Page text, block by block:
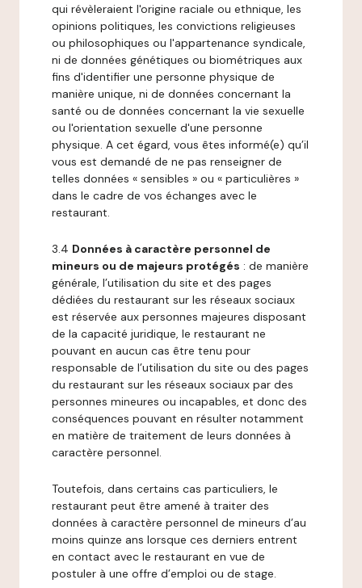
qui révèleraient l'origine raciale ou ethnique, les
opinions politiques, les convictions religieuses
ou philosophiques ou l'appartenance syndicale,
ni de données génétiques ou biométriques aux
fins d'identifier une personne physique de
manière unique, ni de données concernant la
santé ou de données concernant la vie sexuelle
ou l'orientation sexuelle d'une personne
physique. A cet égard, vous êtes informé(e) qu’il
vous est demandé de ne pas renseigner de
telles données « sensibles » ou « particulières »
dans le cadre de vos échanges avec le
restaurant.
3.4 Données à caractère personnel de
mineurs ou de majeurs protégés : de manière
générale, l’utilisation du site et des pages
dédiées du restaurant sur les réseaux sociaux
est réservée aux personnes majeures disposant
de la capacité juridique, le restaurant ne
pouvant en aucun cas être tenu pour
responsable de l’utilisation du site ou des pages
du restaurant sur les réseaux sociaux par des
personnes mineures ou incapables, et donc des
conséquences pouvant en résulter notamment
en matière de traitement de leurs données à
caractère personnel.
Toutefois, dans certains cas particuliers, le
restaurant peut être amené à traiter des
données à caractère personnel de mineurs d’au
moins quinze ans lorsque ces derniers entrent
en contact avec le restaurant en vue de
postuler à une offre d’emploi ou de stage.